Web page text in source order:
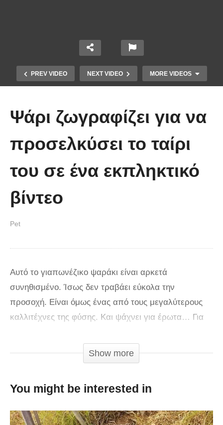
PREV VIDEO NEXT VIDEO MORE VIDEOS
στον κόσμο!! (Video)
Ψάρι ζωγραφίζει για να
προσελκύσει το ταίρι
του σε ένα εκπληκτικό
βίντεο
Pet
Αυτό το γιαπωνέζικο ψαράκι είναι αρκετά
συνηθισμένο. Ίσως δεν τραβάει εύκολα την
προσοχή. Είναι όμως ένας από τους μεγαλύτερους
καλλιτέχνες της φύσης. Και ψάχνει για έρωτα… Για
κάνει κάτι που ξεπερνά κάθε προσδοκία.
προσελκύσει το ταίρι του. Τα θηλυκά ψάρια μάλιστα,
βίντεο του BBC EARTH είναι ίσως ένα από τα πιο
Show more
You might be interested in